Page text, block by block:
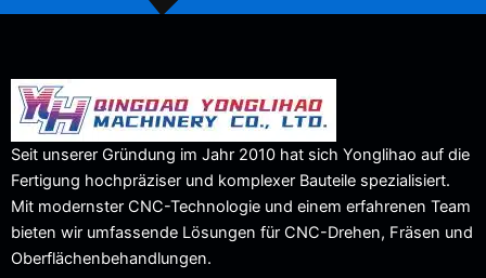
Seit unserer Gründung im Jahr 2010 hat sich Yonglihao auf die
Fertigung hochpräziser und komplexer Bauteile spezialisiert.
Mit modernster CNC-Technologie und einem erfahrenen Team
bieten wir umfassende Lösungen für CNC-Drehen, Fräsen und
Oberflächenbehandlungen.